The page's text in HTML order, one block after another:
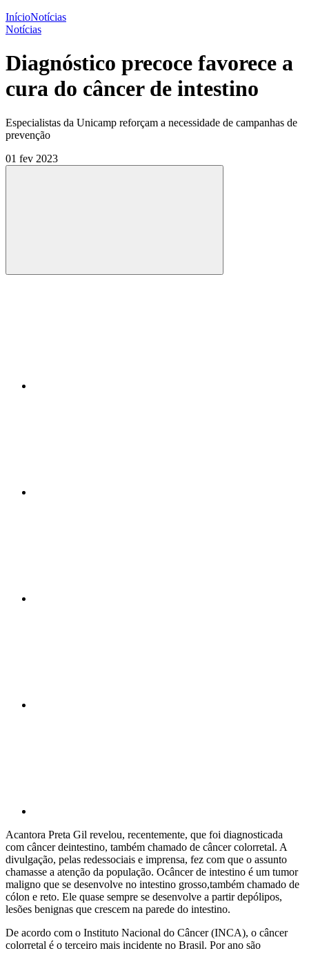
InícioNotícias
Notícias
Diagnóstico precoce favorece a
cura do câncer de intestino
Especialistas da Unicamp reforçam a necessidade de campanhas de
prevenção
01 fev 2023
Compartilhar
Acantora Preta Gil revelou, recentemente, que foi diagnosticada
com câncer deintestino, também chamado de câncer colorretal. A
divulgação, pelas redessociais e imprensa, fez com que o assunto
chamasse a atenção da população. Ocâncer de intestino é um tumor
maligno que se desenvolve no intestino grosso,também chamado de
cólon e reto. Ele quase sempre se desenvolve a partir depólipos,
lesões benignas que crescem na parede do intestino.
De acordo com o Instituto Nacional do Câncer (INCA), o câncer
colorretal é o terceiro mais incidente no Brasil. Por ano são